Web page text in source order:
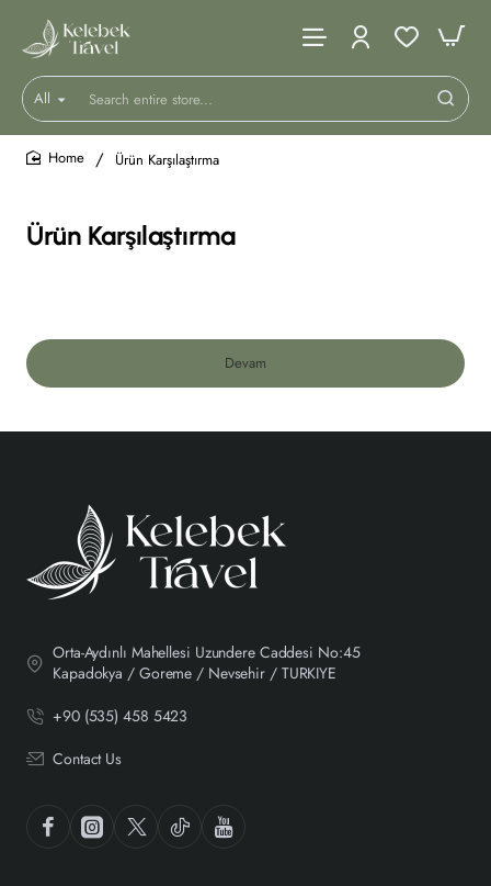
All
Search
entire
store...
Ürün Karşılaştırma
Ürün Karşılaştırma
Devam
Orta-Aydınlı Mahellesi Uzundere Caddesi No:45
Kapadokya / Goreme / Nevsehir / TURKIYE
+90 (535) 458 5423
Contact Us